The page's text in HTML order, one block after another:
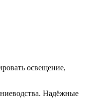
освещение,
Надёжные